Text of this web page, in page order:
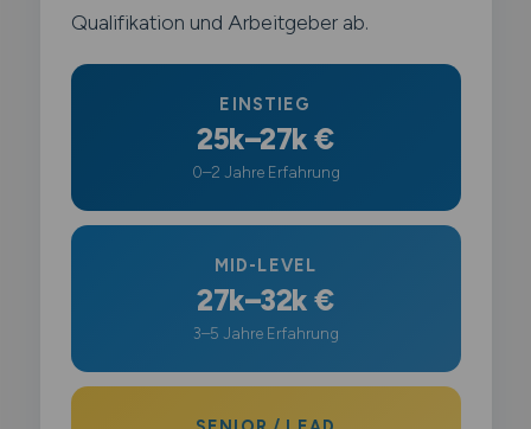
Qualifikation und Arbeitgeber ab.
EINSTIEG
25k–27k €
0–2 Jahre Erfahrung
MID-LEVEL
27k–32k €
3–5 Jahre Erfahrung